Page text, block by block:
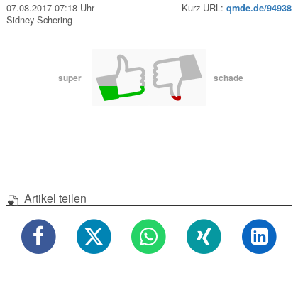
07.08.2017 07:18 Uhr Kurz-URL: qmde.de/94938
Sidney Schering
super schade
Artikel teilen